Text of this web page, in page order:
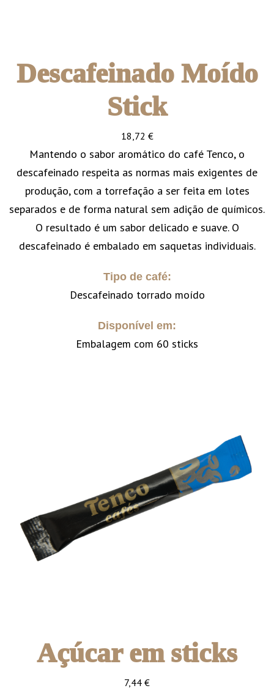
Descafeinado Moído
Stick
18,72 €
Mantendo o sabor aromático do café Tenco, o
descafeinado respeita as normas mais exigentes de
produção, com a torrefação a ser feita em lotes
separados e de forma natural sem adição de químicos.
O resultado é um sabor delicado e suave. O
descafeinado é embalado em saquetas individuais.
Tipo de café:
Descafeinado torrado moído
Disponível em:
Embalagem com 60 sticks
Açúcar em sticks
7,44 €